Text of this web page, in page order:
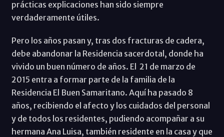
prácticas explicaciones han sido siempre
verdaderamente útiles.
Pero los años pasan y, tras dos fracturas de cadera,
debe abandonar la Residencia sacerdotal, donde ha
vivido un buen número de años. El 21 de marzo de
2015 entra a formar parte de la familia de la
Residencia El Buen Samaritano. Aquí ha pasado 8
años, recibiendo el afecto y los cuidados del personal
y de todos los residentes, pudiendo acompañar a su
hermana Ana Luisa, también residente en la casa y que